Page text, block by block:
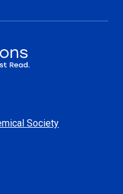
Society